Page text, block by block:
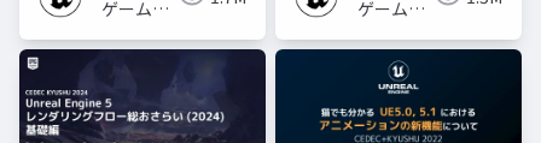
ゲームズ
ゲームズ